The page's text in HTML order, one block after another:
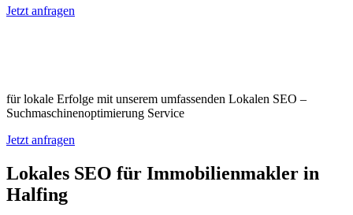
Jetzt anfragen
für lokale Erfolge mit unserem umfassenden Lokalen SEO –
Suchmaschinenoptimierung Service
Jetzt anfragen
Lokales SEO für Immobilienmakler in
Halfing